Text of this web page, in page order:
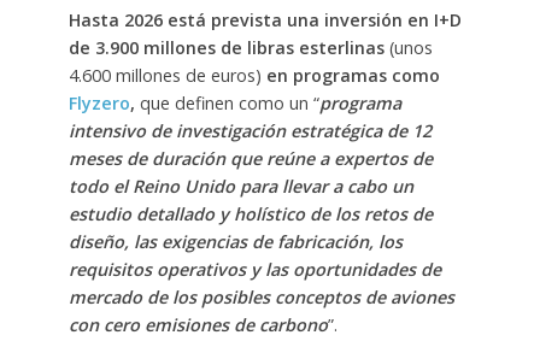
Hasta 2026 está prevista una inversión en I+D
de 3.900 millones de libras esterlinas(unos
4.600 millones de euros) en programas como
Flyzero, que definen como un “programa
intensivo de investigación estratégica de 12
meses de duración que reúne a expertos de
todo el Reino Unido para llevar a cabo un
estudio detallado y holístico de los retos de
diseño, las exigencias de fabricación, los
requisitos operativos y las oportunidades de
mercado de los posibles conceptos de aviones
con cero emisiones de carbono”.